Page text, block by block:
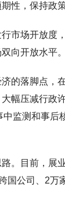
性，保持政
市场开放度
向开放水平。
的落脚点，
幅压减行政
中监测和事
。目前，展
国公司、2万